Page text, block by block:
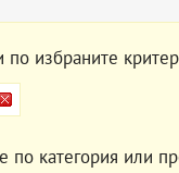
избраните
по категория или